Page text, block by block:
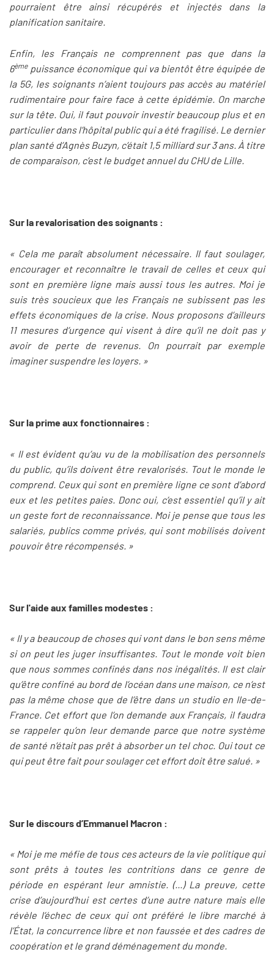
pourraient être ainsi récupérés et injectés dans la
planification sanitaire.
Enfin, les Français ne comprennent pas que dans la
6èmepuissance économique qui va bientôt être équipée de
la 5G, les soignants n’aient toujours pas accès au matériel
rudimentaire pour faire face à cette épidémie. On marche
sur la tête. Oui, il faut pouvoir investir beaucoup plus et en
particulier dans l’hôpital public qui a été fragilisé. Le dernier
plan santé d’Agnès Buzyn, c’était 1,5 milliard sur 3 ans. À titre
de comparaison, c’est le budget annuel du CHU de Lille.
Sur la revalorisation des soignants :
« Cela me paraît absolument nécessaire. Il faut soulager,
encourager et reconnaître le travail de celles et ceux qui
sont en première ligne mais aussi tous les autres. Moi je
suis très soucieux que les Français ne subissent pas les
effets économiques de la crise. Nous proposons d’ailleurs
11 mesures d’urgence qui visent à dire qu’il ne doit pas y
avoir de perte de revenus. On pourrait par exemple
imaginer suspendre les loyers. »
Sur la prime aux fonctionnaires :
« Il est évident qu’au vu de la mobilisation des personnels
du public, qu’ils doivent être revalorisés. Tout le monde le
comprend. Ceux qui sont en première ligne ce sont d’abord
eux et les petites paies. Donc oui, c’est essentiel qu’il y ait
un geste fort de reconnaissance. Moi je pense que tous les
salariés, publics comme privés, qui sont mobilisés doivent
pouvoir être récompensés. »
Sur l'aide aux familles modestes :
« Il y a beaucoup de choses qui vont dans le bon sens même
si on peut les juger insuffisantes. Tout le monde voit bien
que nous sommes confinés dans nos inégalités. Il est clair
qu’être confiné au bord de l’océan dans une maison, ce n’est
pas la même chose que de l’être dans un studio en Ile-de-
France. Cet effort que l’on demande aux Français, il faudra
se rappeler qu’on leur demande parce que notre système
de santé n’était pas prêt à absorber un tel choc. Oui tout ce
qui peut être fait pour soulager cet effort doit être salué. »
Sur le discours d’Emmanuel Macron :
« Moi je me méfie de tous ces acteurs de la vie politique qui
sont prêts à toutes les contritions dans ce genre de
période en espérant leur amnistie. (...) La preuve, cette
crise d’aujourd’hui est certes d’une autre nature mais elle
révèle l’échec de ceux qui ont préféré le libre marché à
l’État, la concurrence libre et non faussée et des cadres de
coopération et le grand déménagement du monde.